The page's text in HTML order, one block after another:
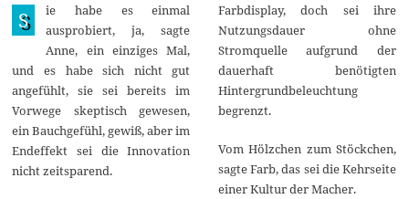
t
b
e
r
2
0
2
S
ie habe es einmal
ausprobiert, ja, sagte
Anne, ein einziges Mal,
und es habe sich nicht gut
angefühlt, sie sei bereits im
Vorwege skeptisch gewesen,
ein Bauchgefühl, gewiß, aber im
Endeffekt sei die Innovation
nicht zeitsparend.
Farbdisplay, doch sei ihre
Nutzungsdauer ohne
Stromquelle aufgrund der
dauerhaft benötigten
Hintergrundbeleuchtung
begrenzt.
Vom Hölzchen zum Stöckchen,
sagte Farb, das sei die Kehrseite
einer Kultur der Macher.